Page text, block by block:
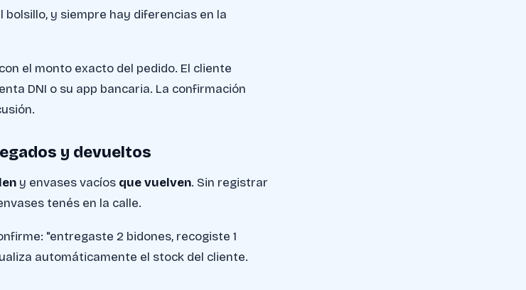
y siempre hay diferencias en la
el monto exacto del pedido. El cliente
DNI o su app bancaria. La confirmación
y devueltos
y envases vacíos que vuelven. Sin registrar
tenés en la calle.
"entregaste 2 bidones, recogiste 1
automáticamente el stock del cliente.